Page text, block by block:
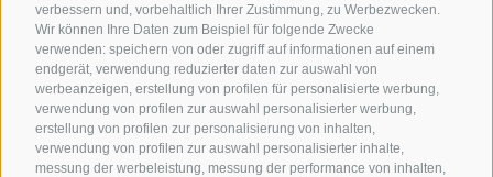
verbessern und, vorbehaltlich Ihrer Zustimmung, zu Werbezwecken.
Wir können Ihre Daten zum Beispiel für folgende Zwecke
verwenden: speichern von oder zugriff auf informationen auf einem
endgerät, verwendung reduzierter daten zur auswahl von
werbeanzeigen, erstellung von profilen für personalisierte werbung,
verwendung von profilen zur auswahl personalisierter werbung,
erstellung von profilen zur personalisierung von inhalten,
verwendung von profilen zur auswahl personalisierter inhalte,
messung der werbeleistung, messung der performance von inhalten,